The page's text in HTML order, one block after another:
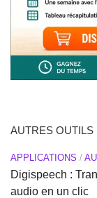
AUTRES OUTILS
APPLICATIONS /
Digispeech :
audio en un clic